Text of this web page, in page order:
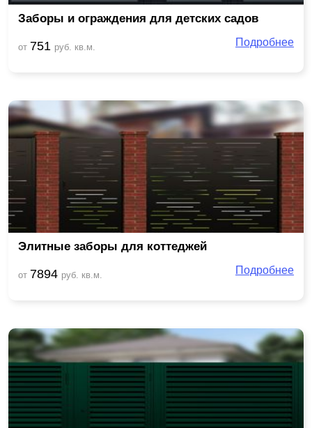
Заборы и ограждения для детских садов
от 751 руб. кв.м. Подробнее
Элитные заборы для коттеджей
от 7894 руб. кв.м. Подробнее